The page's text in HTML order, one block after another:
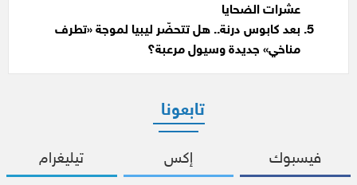
عشرات الضحايا
بعد كابوس درنة.. هل تتحضّر ليبيا لموجة «تطرف
مناخي» جديدة وسيول مرعبة؟
تابعونا
فيسبوك إكس تيليغرام